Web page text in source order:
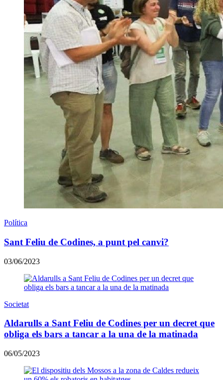
Política
Sant Feliu de Codines, a punt pel canvi?
03/06/2023
Societat
Aldarulls a Sant Feliu de Codines per un decret que
obliga els bars a tancar a la una de la matinada
06/05/2023